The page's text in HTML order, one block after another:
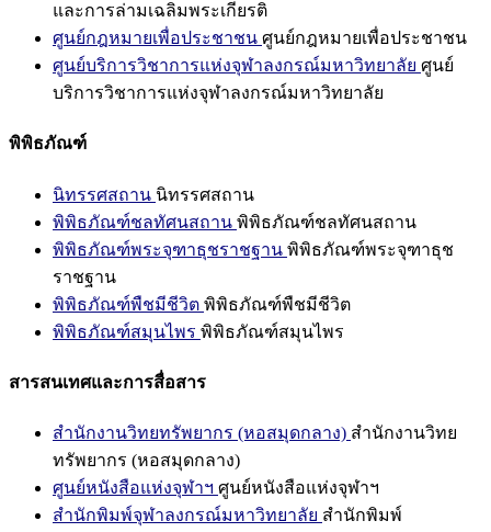
และการล่ามเฉลิมพระเกียรติ
ศูนย์กฎหมายเพื่อประชาชน ศูนย์กฎหมายเพื่อประชาชน
ศูนย์บริการวิชาการแห่งจุฬาลงกรณ์มหาวิทยาลัย ศูนย์
บริการวิชาการแห่งจุฬาลงกรณ์มหาวิทยาลัย
พิพิธภัณฑ์
นิทรรศสถาน นิทรรศสถาน
พิพิธภัณฑ์ชลทัศนสถาน พิพิธภัณฑ์ชลทัศนสถาน
พิพิธภัณฑ์พระจุฑาธุชราชฐาน พิพิธภัณฑ์พระจุฑาธุช
ราชฐาน
พิพิธภัณฑ์พืชมีชีวิต พิพิธภัณฑ์พืชมีชีวิต
พิพิธภัณฑ์สมุนไพร พิพิธภัณฑ์สมุนไพร
สารสนเทศและการสื่อสาร
สำนักงานวิทยทรัพยากร (หอสมุดกลาง) สำนักงานวิทย
ทรัพยากร (หอสมุดกลาง)
ศูนย์หนังสือแห่งจุฬาฯ ศูนย์หนังสือแห่งจุฬาฯ
สำนักพิมพ์จุฬาลงกรณ์มหาวิทยาลัย สำนักพิมพ์